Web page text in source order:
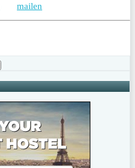
mailen